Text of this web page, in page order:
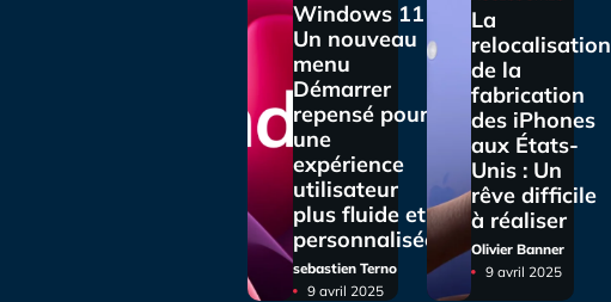
Windows 11 :
Un nouveau
menu
Démarrer
repensé pour
une
expérience
utilisateur
plus fluide et
personnalisée
sebastien Terno
9 avril 2025
La
relocalisation
de la
fabrication
des iPhones
aux États-
Unis : Un
rêve difficile
à réaliser
Olivier Banner
9 avril 2025